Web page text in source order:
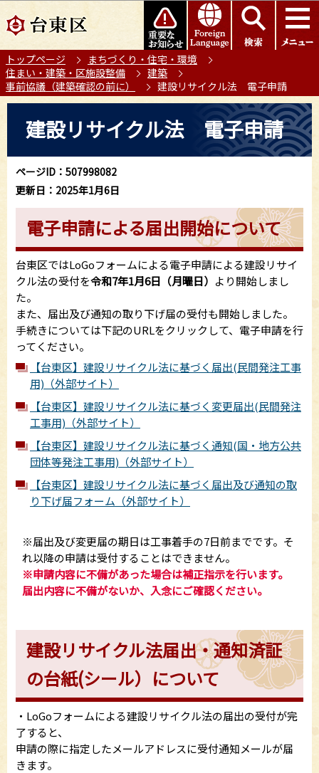
の
ー
ジ
の
このページの本文へ移動
トップページ
まちづくり・住宅・環境
住まい・建築・区施設整備
建築
事前協議（建築確認の前に）
建設リサイクル法 電子申請
か
建設リサイクル法 電子申請
ページID：507998082
更新日：2025年1月6日
電子申請による届出開始について
台東区ではLoGoフォームによる電子申請による建設リサイ
クル法の受付を令和7年1月6日（月曜日） より開始しまし
た。
また、届出及び通知の取り下げ届の受付も開始しました。
手続きについては下記のURLをクリックして、電子申請を行
ってください。
【台東区】建設リサイクル法に基づく届出(民間発注工事
用)（外部サイト）
【台東区】建設リサイクル法に基づく変更届出(民間発注
工事用)（外部サイト）
【台東区】建設リサイクル法に基づく通知(国・地方公共
団体等発注工事用)（外部サイト）
【台東区】建設リサイクル法に基づく届出及び通知の取
り下げ届フォーム（外部サイト）
※届出及び変更届の期日は工事着手の7日前までです。そ
れ以降の申請は受付することはできません。
※申請内容に不備があった場合は補正指示を行います。
届出内容に不備がないか、入念にご確認ください。
建設リサイクル法届出・通知済証
の台紙(シール）について
・LoGoフォームによる建設リサイクル法の届出の受付が完
了すると、
申請の際に指定したメールアドレスに受付通知メールが届
きます。